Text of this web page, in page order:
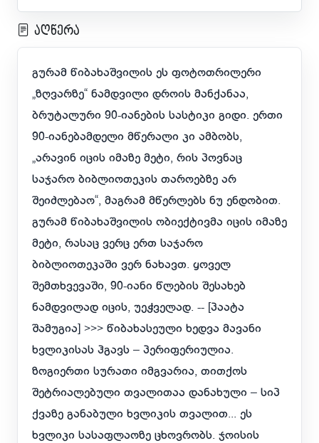
აღწერა
გურამ წიბახაშვილის ეს ფოტოთრილერი
„ზღვარზე“ ნამდვილი დროის მანქანაა,
ბრუტალური 90-იანების სასტიკი გიდი. ერთი
90-იანებამდელი მწერალი კი ამბობს,
„არავინ იცის იმაზე მეტი, რის პოვნაც
საჯარო ბიბლიოთეკის თაროებზე არ
შეიძლებაო“, მაგრამ მწერლებს ნუ ენდობით.
გურამ წიბახაშვილის ობიექტივმა იცის იმაზე
მეტი, რასაც ვერც ერთ საჯარო
ბიბლიოთეკაში ვერ ნახავთ. ყოველ
შემთხვევაში, 90-იანი წლების შესახებ
ნამდვილად იცის, უეჭველად. -- [პაატა
შამუგია] >>> წიბახასეული ხედვა მავანი
ხვლიკისას ჰგავს – პერიფერიულია.
ზოგიერთი სურათი იმგვარია, თითქოს
შეტრიალებული თვალითაა დანახული – სიპ
ქვაზე განაბული ხვლიკის თვალით... ეს
ხვლიკი სასაფლაოზე ცხოვრობს. ჯოისის